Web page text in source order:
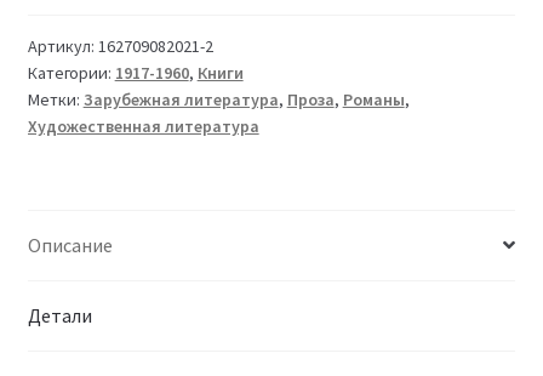
Артикул: 162709082021-2
Категории: 1917-1960, Книги
Метки: Зарубежная литература, Проза, Романы,
Художественная литература
Описание
Детали